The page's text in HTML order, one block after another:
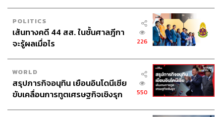
POLITICS
เส้นทางคดี 44 สส. ในชั้นศาลฎีกา
จะรู้ผลเมื่อไร
226
WORLD
สรุปภารกิจอนุทิน เยือนอินโดนีเซีย
ขับเคลื่อนการทูตเศรษฐกิจเชิงรุก
550